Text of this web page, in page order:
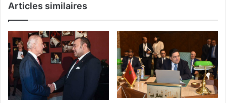
Articles similaires